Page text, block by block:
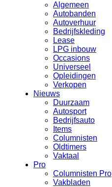
Algemeen
Autobanden
Autoverhuur
Bedrijfskleding
Lease
LPG inbouw
Occasions
Universeel
Opleidingen
Verkopen
Nieuws
Duurzaam
Autosport
Bedrijfsauto
Items
Columnisten
Oldtimers
Vaktaal
Pro
Columnisten Pro
Vakbladen